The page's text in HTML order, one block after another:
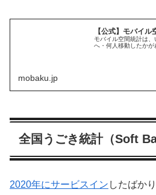
【公式】モバイル
モバイル空間統計は、
へ・何人移動したかが
mobaku.jp
全国うごき統計（Soft
2020年にサービスイン したばか